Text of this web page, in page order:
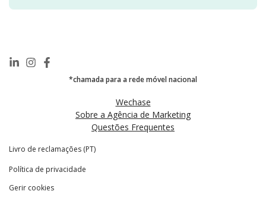
*chamada para a rede móvel nacional
Wechase
Sobre a Agência de Marketing
Questões Frequentes
Livro de reclamações (PT)
Política de privacidade
Gerir cookies